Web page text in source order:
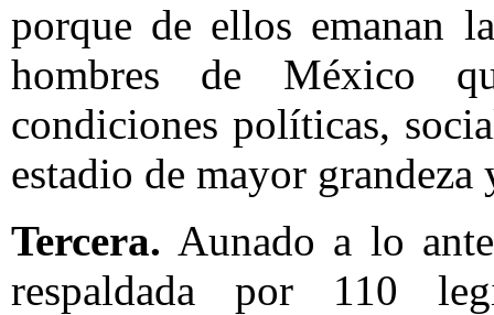
porque de ellos emanan
hombres de México
condiciones políticas,
estadio de mayor
Tercera. Aunado a lo
respaldada por 110